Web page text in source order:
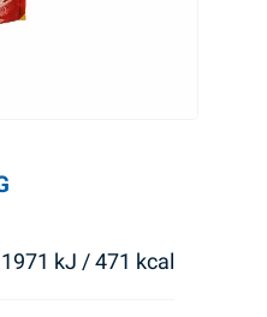
1971 kJ / 471 kcal